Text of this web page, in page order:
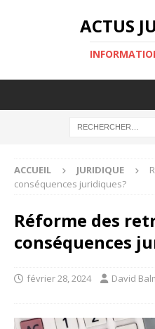
ACTUS
ACCUEIL JURIDIQUE
conséquences juridiques?
Réforme des
conséquences
février 28, 2024 David